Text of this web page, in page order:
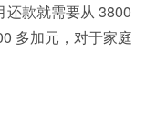
还款就需要从 3800
多加元，对于家庭